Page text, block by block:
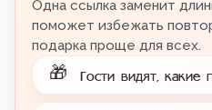
Одна ссылка заменит
поможет избежать
подарка проще для всех.
🎁 Гости видят,